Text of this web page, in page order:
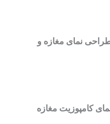
طراحی نمای مغازه و
کامپوزیت مغازه